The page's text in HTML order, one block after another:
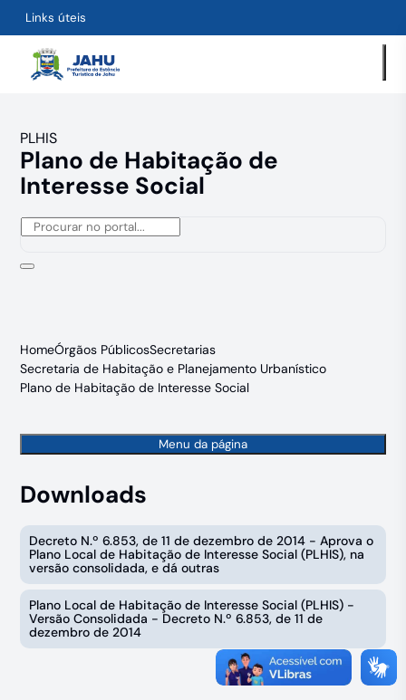
Links úteis
PLHIS
Plano de Habitação de
Interesse Social
HomeÓrgãos PúblicosSecretarias
Secretaria de Habitação e Planejamento Urbanístico
Plano de Habitação de Interesse Social
Menu da página
Downloads
Decreto N.º 6.853, de 11 de dezembro de 2014 - Aprova o
Plano Local de Habitação de Interesse Social (PLHIS), na
versão consolidada, e dá outras
Plano Local de Habitação de Interesse Social (PLHIS) -
Versão Consolidada - Decreto N.º 6.853, de 11 de
dezembro de 2014